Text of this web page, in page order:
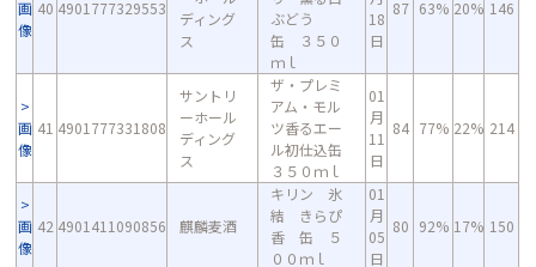
画
像
40 4901777329553
ディング
ス
ぶどう
缶 ３５０
ｍｌ
18
日
87 63% 20% 146
画
像
41 4901777331808
サントリ
ーホール
ディング
ス
ザ・プレミ
アム・モル
ツ香るエー
ル初仕込缶
３５０ｍｌ
01
月
11
日
84 77% 22% 214
画
像
42 4901411090856 麒麟麦酒
キリン 氷
結 きらぴ
香 缶 ５
００ｍｌ
01
月
05
日
80 92% 17% 150